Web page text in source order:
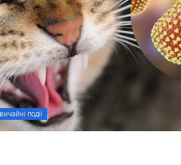
події